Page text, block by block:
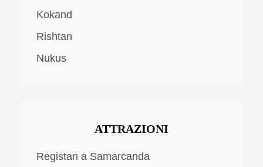
Kokand
Rishtan
Nukus
ATTRAZIONI
Registan a Samarcanda